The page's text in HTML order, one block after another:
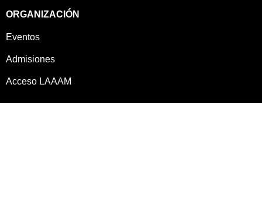
ORGANIZACIÓN
Eventos
Admisiones
Acceso LAAAM